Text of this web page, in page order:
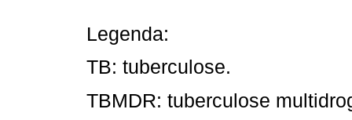
Legenda:
TB: tuberculose.
TBMDR: tuberculose